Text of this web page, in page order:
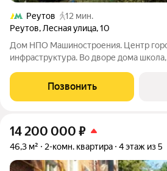
Реутов
12 мин.
Реутов, Лесная улица,10
Дом НПО Машиностроения. Центр
инфраструктура. Во дворе дома
До станции D4 Реутов 10 мин пешком,
мин. Квартира требует
Позвонить
14 200 000 ₽
46,3 м² 2-комн. квартира 4 этаж из 5